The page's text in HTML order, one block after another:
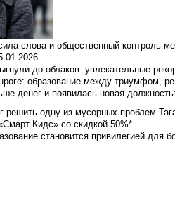
слова и общественный контроль
до облаков: увлекательные
образование между триумфом,
денег и появилась новая
решить одну из мусорных проблем
Кидс» со скидкой 50%*
становится привилегией для